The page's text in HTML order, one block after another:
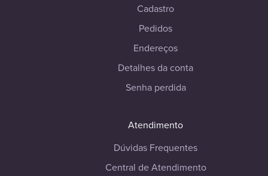
Cadastro
Pedidos
Endereços
Detalhes da conta
Senha perdida
Atendimento
Dúvidas Frequentes
Central de Atendimento